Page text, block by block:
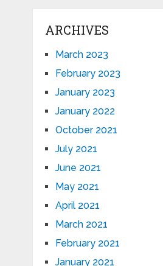
ARCHIVES
March 2023
February 2023
January 2023
January 2022
October 2021
July 2021
June 2021
May 2021
April 2021
March 2021
February 2021
January 2021